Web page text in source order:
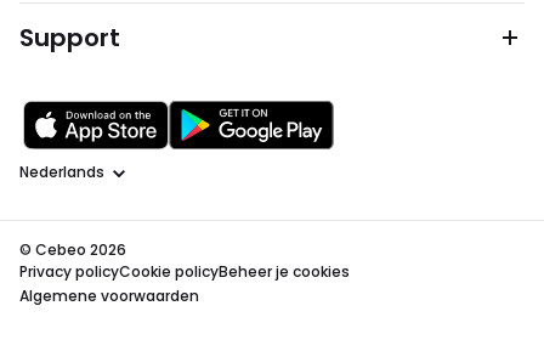
Support
Taal
© Cebeo 2026
Privacy policyCookie policyBeheer je cookies
Algemene voorwaarden